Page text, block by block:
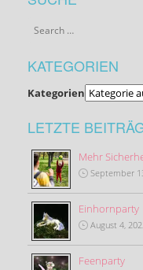
KATEGORIEN
Kategorien
LETZTE
Mehr
September
Einhornparty
August 4,
Feenparty